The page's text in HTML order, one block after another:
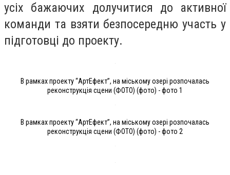
усіх бажаючих долучитися до активної
команди та взяти безпосередню участь у
підготовці до проекту.
В рамках проекту “АртЕфект”, на міському озері розпочалась
реконструкція сцени (ФОТО) (фото) - фото 1
В рамках проекту “АртЕфект”, на міському озері розпочалась
реконструкція сцени (ФОТО) (фото) - фото 2